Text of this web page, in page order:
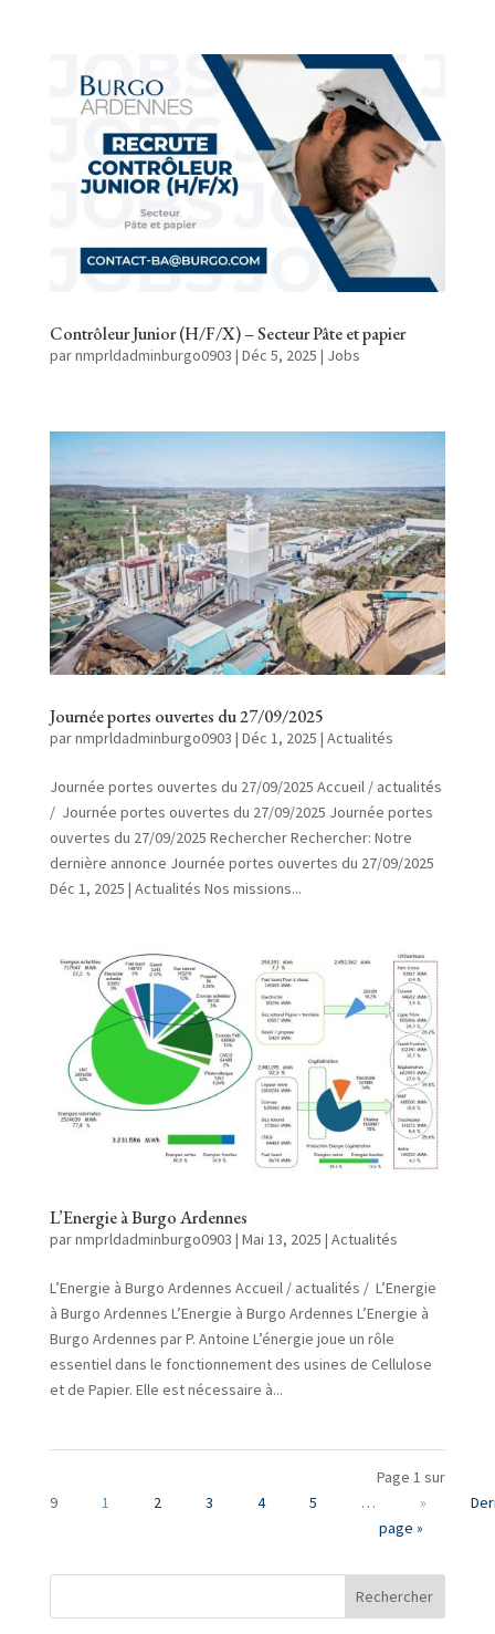
Contrôleur Junior (H/F/X) – Secteur Pâte et papier
parnmprldadminburgo0903 | Déc 5, 2025 | Jobs
Journée portes ouvertes du 27/09/2025
parnmprldadminburgo0903 | Déc 1, 2025 | Actualités
Journée portes ouvertes du 27/09/2025 Accueil / actualités
/ Journée portes ouvertes du 27/09/2025 Journée portes
ouvertes du 27/09/2025 Rechercher Rechercher: Notre
dernière annonce Journée portes ouvertes du 27/09/2025
Déc 1, 2025 | Actualités Nos missions...
L’Energie à Burgo Ardennes
parnmprldadminburgo0903 | Mai 13, 2025 | Actualités
L’Energie à Burgo Ardennes Accueil / actualités / L’Energie
à Burgo Ardennes L’Energie à Burgo Ardennes L’Energie à
Burgo Ardennes par P. Antoine L’énergie joue un rôle
essentiel dans le fonctionnement des usines de Cellulose
et de Papier. Elle est nécessaire à...
Page 1 sur
9
1 2 3 4 5 … »
page »
Rechercher